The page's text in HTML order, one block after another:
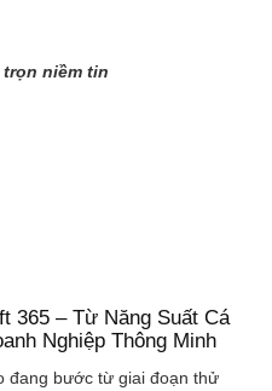
trọn niềm tin
365 – Từ Năng Suất Cá
Nghiệp Thông Minh
đang bước từ giai đoạn thử